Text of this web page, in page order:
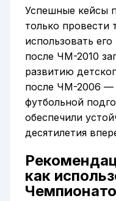
Успешные кейсы
только провести
использовать
после ЧМ-2010
развитию
после ЧМ-2006 —
футбольной
обеспечили
десятилетия
как